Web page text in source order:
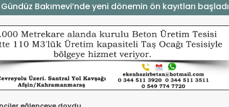
Bakımevi’nde yeni dönemin ön kayıtları başladı.